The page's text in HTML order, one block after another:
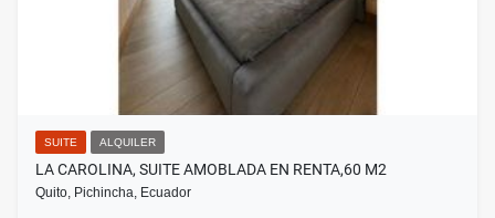
SUITE ALQUILER
LA CAROLINA, SUITE AMOBLADA EN RENTA,60 M2
Quito, Pichincha, Ecuador